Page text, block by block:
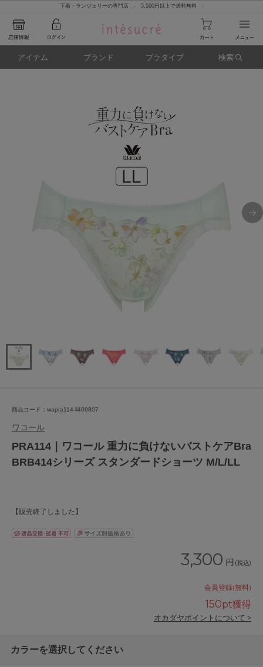
下着・ランジェリーの専門店 - 5,500円以上で送料無料 -
アイテム ブランド ブラタイプ 検索
商品コード：wapra114-ll409807
ワコール
PRA114｜ワコール 重力に負けないバストケアBra
BRB414シリーズ スタンダードショーツ M/L/LL
【販売終了しました】
3,300 円 (税込)
会員登録(無料)
150pt獲得
オカダヤポイントについて >
カラーを選択してください